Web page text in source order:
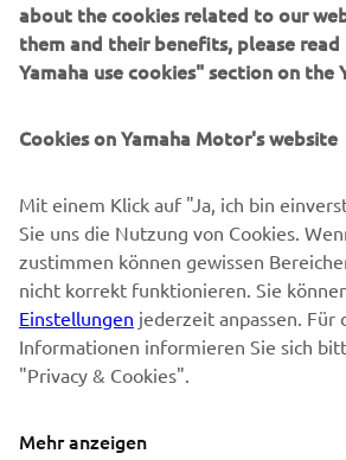
NEWSLETTER
Sonderveranstaltungen, Neuerscheinungen
ABONNIEREN
Lesen Sie unsere Datenschutzrichtlinie, um
Ihre persönlichen Daten verarbeiten:
about the cookies related to our
them and their benefits, please
Yamaha use cookies" section on the
Cookies on Yamaha Motor's website
Mit einem Klick auf "Ja, ich bin
Sie uns die Nutzung von Cookies.
zustimmen können gewissen
nicht korrekt funktionieren. Sie
Einstellungen jederzeit anpassen. Für
Informationen informieren Sie sich
"Privacy & Cookies".
Mehr anzeigen